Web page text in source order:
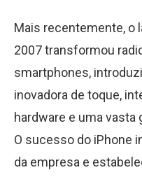
Mais recentemente, o
2007 transformou
smartphones,
inovadora de toque,
hardware e uma vasta
O sucesso do iPhone
da empresa e